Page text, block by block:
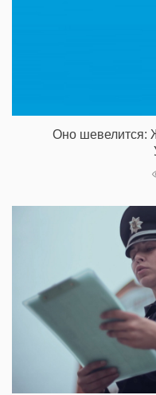
Оно шевелится: